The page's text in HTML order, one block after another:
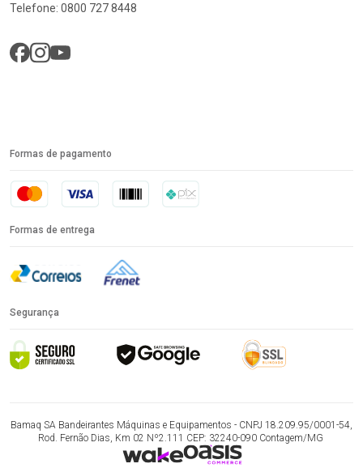
Telefone: 0800 727 8448
Formas de pagamento
Formas de entrega
Segurança
Bamaq SA Bandeirantes Máquinas e Equipamentos - CNPJ 18.209.95/0001-54,
Rod. Fernão Dias, Km 02 Nº2.111 CEP: 32240-090 Contagem/MG